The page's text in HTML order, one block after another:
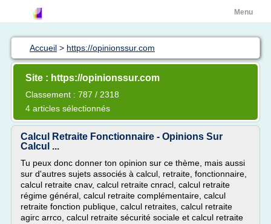
Menu
Accueil > https://opinionssur.com
Site : https://opinionssur.com
Classement : 787 / 2318
4 articles sélectionnés
Calcul Retraite Fonctionnaire - Opinions Sur
Calcul ...
Tu peux donc donner ton opinion sur ce thème, mais aussi
sur d'autres sujets associés à calcul, retraite, fonctionnaire,
calcul retraite cnav, calcul retraite cnracl, calcul retraite
régime général, calcul retraite complémentaire, calcul
retraite fonction publique, calcul retraites, calcul retraite
agirc arrco, calcul retraite sécurité sociale et calcul retraite